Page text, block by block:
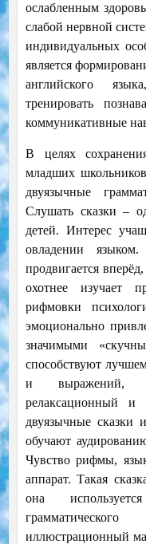
ослабленным
слабой нервной
индивидуальных
является
английского
тренировать
коммуникативные
В целях
младших
двуязычные
Слушать сказки –
детей. Интерес
овладении
продвигается
охотнее изучает
рифмовки
эмоционально
значимыми
способствуют
и выражений,
релаксационный и
двуязычные сказки
обучают
Чувство рифмы,
аппарат. Такая
она
иллюстрационный